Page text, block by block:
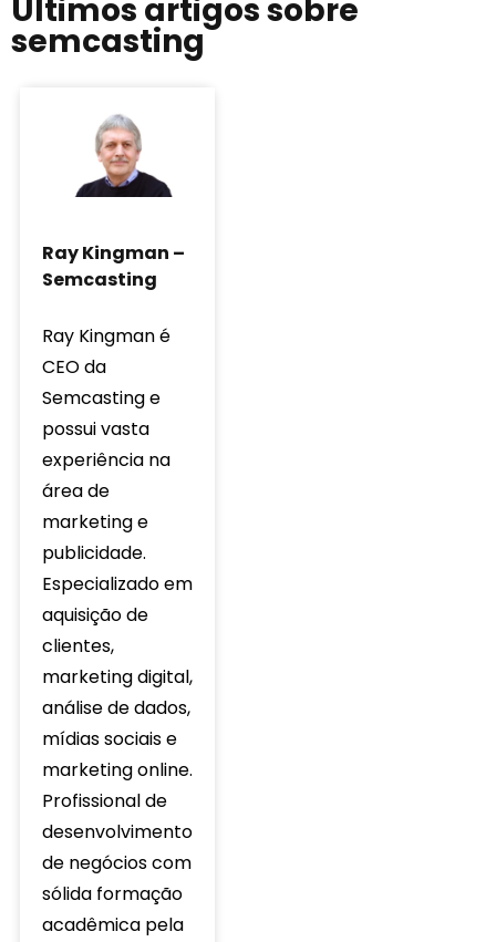
Últimos artigos sobre
semcasting
Ray Kingman –
Semcasting
Ray Kingman é
CEO da
Semcasting e
possui vasta
experiência na
área de
marketing e
publicidade.
Especializado em
aquisição de
clientes,
marketing digital,
análise de dados,
mídias sociais e
marketing online.
Profissional de
desenvolvimento
de negócios com
sólida formação
acadêmica pela